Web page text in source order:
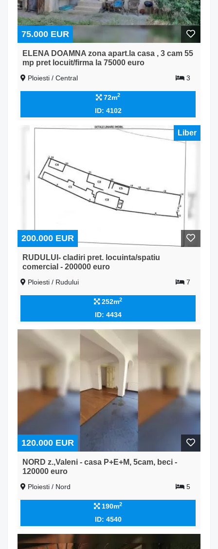
75.000 EUR
ELENA DOAMNA zona apart.la casa , 3 cam 55
mp pret locuit/firma la 75000 euro
Ploiesti / Central 3
72m2
ID: 4102
Liber
200.000 EUR
RUDULUI- cladiri pret. locuinta/spatiu
comercial - 200000 euro
Ploiesti / Rudului 7
252m2
ID: 4434
120.000 EUR
NORD z.,Valeni - casa P+E+M, 5cam, beci -
120000 euro
Ploiesti / Nord 5
190m2
ID: 4540